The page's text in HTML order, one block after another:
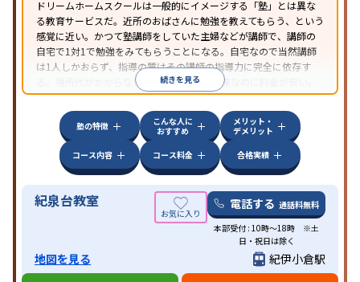
ドリームホームスクールは一般的にイメージする「塾」とは異な
る教育サービスだ。近所のおばさんに勉強を教えてもらう、という
感覚に近い。かつて塾講師をしていた主婦などが講師で、講師の
自宅で1対1で勉強をみてもらうことになる。自宅なので当然講師
は1人しかおらず、指導の質はその講師の指導力に完全に依存す
る。場所代がかからないため1対1の個別指導なのに料金が安い。
近所にいい講師がいる場合はとてもお得だ。
続きを見る
塾の特徴
こんな人に
おすすめ
メリット・
デメリット
コース内容
コース料金 合格実績
紀泉台教室 電話する 通話料無料
本部受付 : 10時～18時 ※土
日・祝日は除く
地図を見る
紀伊小倉駅